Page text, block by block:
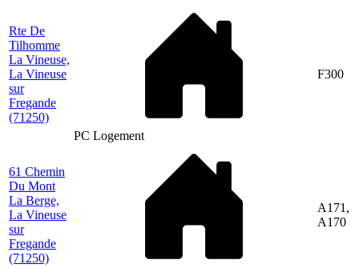
Rte De
Tilhomme
La Vineuse,
La Vineuse
sur
Fregande
(71250)
PC Logement
F300
61 Chemin
Du Mont
La Berge,
La Vineuse
sur
Fregande
(71250)
A171,
A170